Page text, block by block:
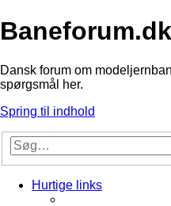
Baneforum.dk
Dansk forum om
spørgsmål her.
Spring til indhold
Hurtige links